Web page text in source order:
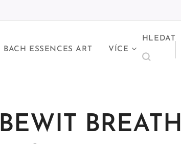
BACH ESSENCES ART VÍCE
HLEDAT
BEWIT BREATH